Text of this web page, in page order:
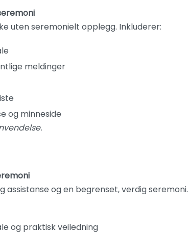
uten seremonielt opplegg. Inkluderer:
meldinger
og minneside
assistanse og en begrenset, verdig seremoni.
og praktisk veiledning